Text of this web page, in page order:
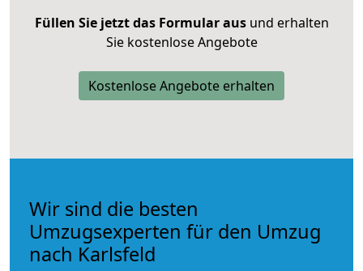
Füllen Sie jetzt das Formular ausund erhalten
Sie kostenlose Angebote
Kostenlose Angebote erhalten
Wir sind die besten
Umzugsexperten für den Umzug
nach Karlsfeld